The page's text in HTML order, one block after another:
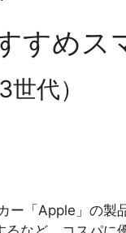
すめス
代）
ー「Apple」の製